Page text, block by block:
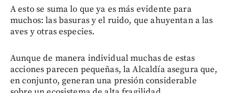
A esto se suma lo que ya es más evidente para
muchos: las basuras y el ruido, que ahuyentan a las
aves y otras especies.
Aunque de manera individual muchas de estas
acciones parecen pequeñas, la Alcaldía asegura que,
en conjunto, generan una presión considerable